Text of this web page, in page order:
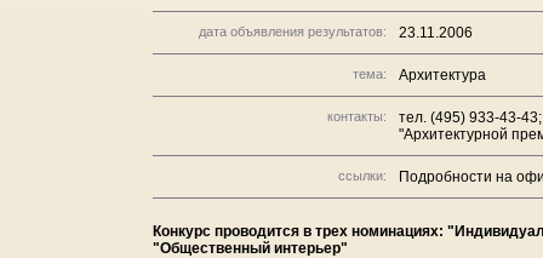
дата объявления результатов: 23.11.2006
тема: Архитектура
контакты:
тел. (495) 933-43-
"Архитектурной
ссылки: Подробности на
Конкурс проводится в трех номинациях:
"Общественный интерьер"